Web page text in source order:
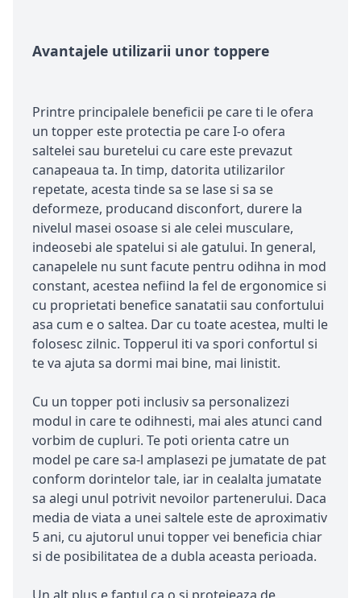
Avantajele utilizarii unor toppere
Printre principalele beneficii pe care ti le ofera
un topper este protectia pe care I-o ofera
saltelei sau buretelui cu care este prevazut
canapeaua ta. In timp, datorita utilizarilor
repetate, acesta tinde sa se lase si sa se
deformeze, producand disconfort, durere la
nivelul masei osoase si ale celei musculare,
indeosebi ale spatelui si ale gatului. In general,
canapelele nu sunt facute pentru odihna in mod
constant, acestea nefiind la fel de ergonomice si
cu proprietati benefice sanatatii sau confortului
asa cum e o saltea. Dar cu toate acestea, multi le
folosesc zilnic. Topperul iti va spori confortul si
te va ajuta sa dormi mai bine, mai linistit.
Cu un topper poti inclusiv sa personalizezi
modul in care te odihnesti, mai ales atunci cand
vorbim de cupluri. Te poti orienta catre un
model pe care sa-l amplasezi pe jumatate de pat
conform dorintelor tale, iar in cealalta jumatate
sa alegi unul potrivit nevoilor partenerului. Daca
media de viata a unei saltele este de aproximativ
5 ani, cu ajutorul unui topper vei beneficia chiar
si de posibilitatea de a dubla aceasta perioada.